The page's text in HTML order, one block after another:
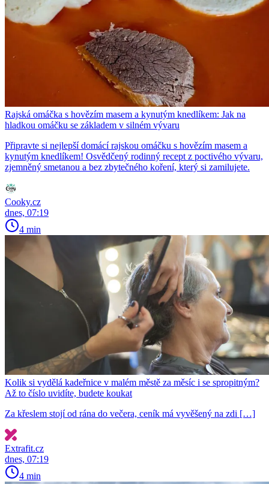
Rajská omáčka s hovězím masem a kynutým knedlíkem: Jak na
hladkou omáčku se základem v silném vývaru
Připravte si nejlepší domácí rajskou omáčku s hovězím masem a
kynutým knedlíkem! Osvědčený rodinný recept z poctivého vývaru,
zjemněný smetanou a bez zbytečného koření, který si zamilujete.
Cooky.cz
dnes, 07:19
4 min
Kolik si vydělá kadeřnice v malém městě za měsíc i se spropitným?
Až to číslo uvidíte, budete koukat
Za křeslem stojí od rána do večera, ceník má vyvěšený na zdi […]
Extrafit.cz
dnes, 07:19
4 min